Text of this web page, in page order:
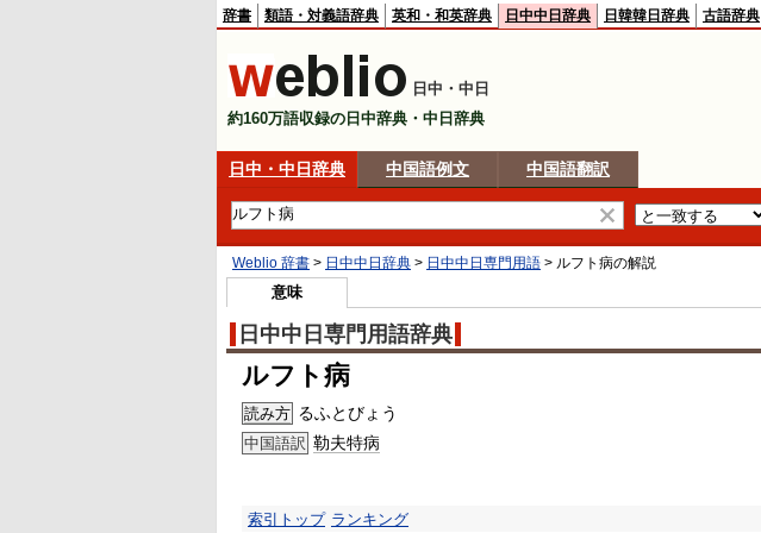
辞書 類語・対義語辞典 英和・和英辞典 日中中日辞典 日韓韓日辞典 古語辞典
日中・中日
約160万語収録の日中辞典・中日辞典
日中・中日辞典 中国語例文 中国語翻訳
Weblio 辞書 > 日中中日辞典 > 日中中日専門用語 > ルフト病の解説
意味
日中中日専門用語辞典
ルフト病
読み方 るふとびょう
中国語訳 勒夫特病
索引トップ ランキング